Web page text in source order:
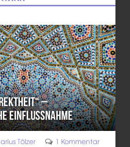
–
Einflussnahme
Tölzer 1 Kommentar